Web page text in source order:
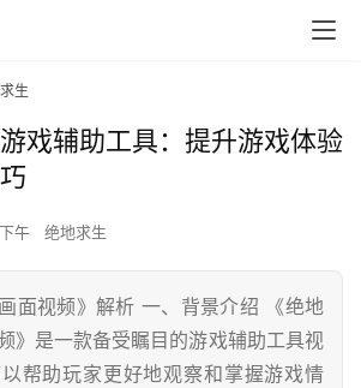
生
游戏辅助工具：提升游戏体验
午 绝地求生
面视频》解析 一、背景介绍 《绝地
》是一款备受瞩目的游戏辅助工具视
帮助玩家更好地观察和掌握游戏情